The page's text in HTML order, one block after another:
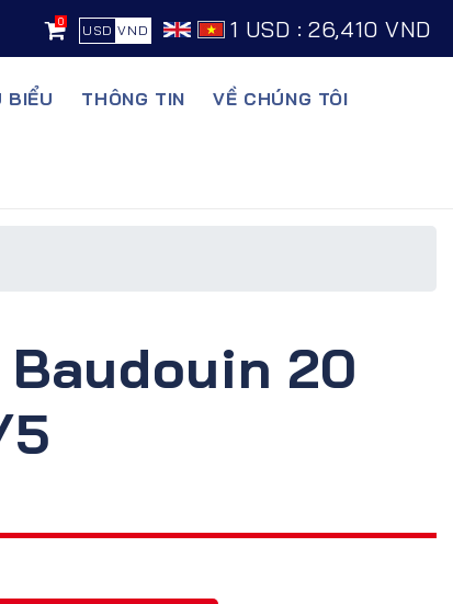
0
USD VND 1 USD : 26,410 VND
BIỂU THÔNG TIN VỀ CHÚNG TÔI
20
5